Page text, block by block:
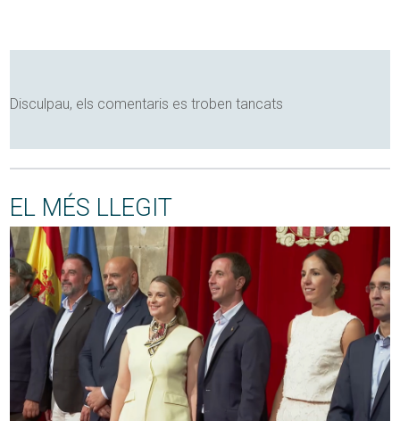
Disculpau, els comentaris es troben tancats
EL MÉS LLEGIT